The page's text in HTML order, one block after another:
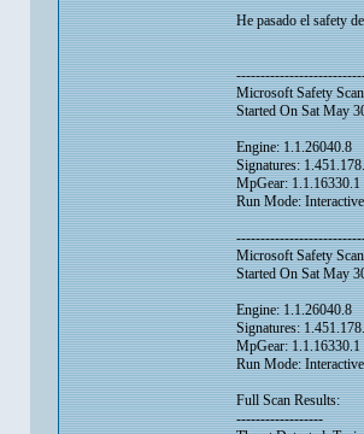
He pasado el safety
Microsoft Safety
Started On Sat May
Engine: 1.1.26040.8
Signatures:
MpGear: 1.1.16330.1
Run Mode:
Microsoft Safety
Started On Sat May
Engine: 1.1.26040.8
Signatures:
MpGear: 1.1.16330.1
Run Mode:
Full Scan Results:
------------------